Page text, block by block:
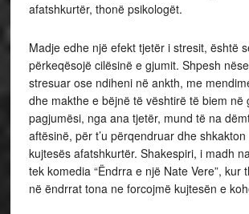
afatshkurtër, thonë psikologët.
Madje edhe një efekt tjetër i stresit, është
përkeqësojë cilësinë e gjumit. Shpesh
stresuar ose ndiheni në ankth, me
dhe makthe e bëjnë të vështirë të biem në
pagjumësi, nga ana tjetër, mund të na
aftësinë, për t’u përqendruar dhe
kujtesës afatshkurtër. Shakespiri, i madh
tek komedia “Ëndrra e një Nate Vere”, kur
në ëndrrat tona ne forcojmë kujtesën e